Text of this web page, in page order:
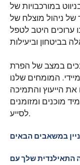
במורכבויות של
ניהול מוצלח של
ערוכים היטב לטפל
במצב של הפרת
המומחים שלנו
הייעוץ והתמיכה
מוכנים ומזומנים
לסייע.